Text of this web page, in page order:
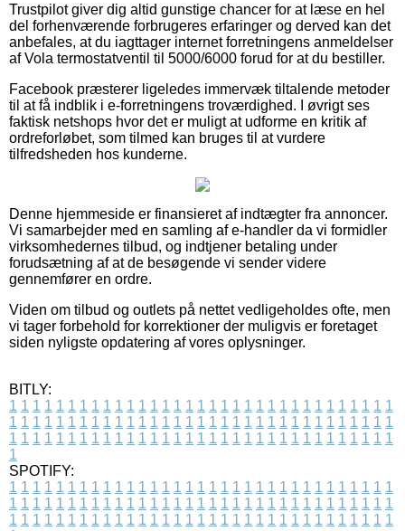
Trustpilot giver dig altid gunstige chancer for at læse en hel
del forhenværende forbrugeres erfaringer og derved kan det
anbefales, at du iagttager internet forretningens anmeldelser
af Vola termostatventil til 5000/6000 forud for at du bestiller.
Facebook præsterer ligeledes immervæk tiltalende metoder
til at få indblik i e-forretningens troværdighed. I øvrigt ses
faktisk netshops hvor det er muligt at udforme en kritik af
ordreforløbet, som tilmed kan bruges til at vurdere
tilfredsheden hos kunderne.
Denne hjemmeside er finansieret af indtægter fra annoncer.
Vi samarbejder med en samling af e-handler da vi formidler
virksomhedernes tilbud, og indtjener betaling under
forudsætning af at de besøgende vi sender videre
gennemfører en ordre.
Viden om tilbud og outlets på nettet vedligeholdes ofte, men
vi tager forbehold for korrektioner der muligvis er foretaget
siden nyligste opdatering af vores oplysninger.
BITLY:
1 1 1 1 1 1 1 1 1 1 1 1 1 1 1 1 1 1 1 1 1 1 1 1 1 1 1 1 1 1 1 1 1
1 1 1 1 1 1 1 1 1 1 1 1 1 1 1 1 1 1 1 1 1 1 1 1 1 1 1 1 1 1 1 1 1
1 1 1 1 1 1 1 1 1 1 1 1 1 1 1 1 1 1 1 1 1 1 1 1 1 1 1 1 1 1 1 1 1
1
SPOTIFY:
1 1 1 1 1 1 1 1 1 1 1 1 1 1 1 1 1 1 1 1 1 1 1 1 1 1 1 1 1 1 1 1 1
1 1 1 1 1 1 1 1 1 1 1 1 1 1 1 1 1 1 1 1 1 1 1 1 1 1 1 1 1 1 1 1 1
1 1 1 1 1 1 1 1 1 1 1 1 1 1 1 1 1 1 1 1 1 1 1 1 1 1 1 1 1 1 1 1 1